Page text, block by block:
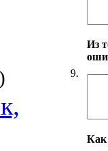
9.
Из
Как